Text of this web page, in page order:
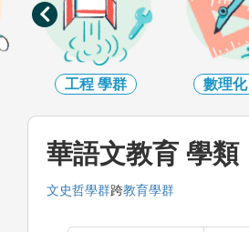
工程 學群 數理化
華語文教育 學類
文史哲學群跨教育學群